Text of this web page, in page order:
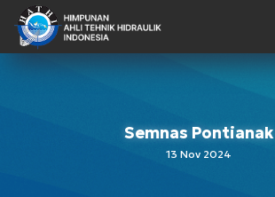
Semnas Pontianak
13 Nov 2024